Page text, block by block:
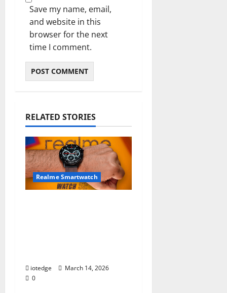
Save my name, email,
and website in this
browser for the next
time I comment.
RELATED STORIES
Realme Smartwatch
iotedge
March 14, 2026
0